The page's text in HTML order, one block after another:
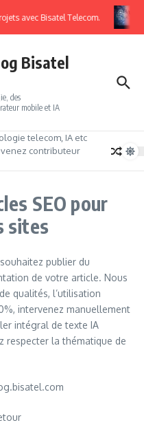
avec Bisatel Telecom.
Bisatel
des
mobile et IA
telecom, IA etc
contributeur
SEO pour
sites
publier du
de votre article. Nous
qualités, l’utilisation
intervenez manuellement
intégral de texte IA
respecter la thématique de